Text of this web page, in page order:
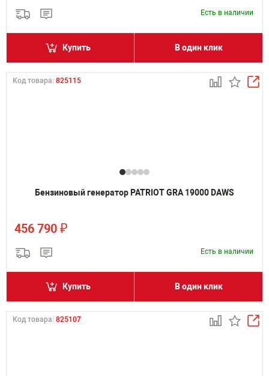
Есть в наличии
Купить В один клик
Код товара: 825115
Бензиновый генератор PATRIOT GRA 19000 DAWS
456 790 ₽
Есть в наличии
Купить В один клик
Код товара: 825107